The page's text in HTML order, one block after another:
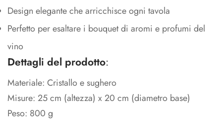
Design elegante che arricchisce ogni tavola
Perfetto per esaltare i bouquet di aromi e profumi del
vino
Dettagli del prodotto:
Materiale: Cristallo e sughero
Misure: 25 cm (altezza) x 20 cm (diametro base)
Peso: 800 g